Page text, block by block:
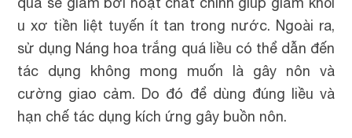
u xơ tiền liệt tuyến ít tan trong nước. Ngoài ra,
sử dụng Náng hoa trắng quá liều có thể dẫn đến
tác dụng không mong muốn là gây nôn và
cường giao cảm. Do đó để dùng đúng liều và
hạn chế tác dụng kích ứng gây buồn nôn.